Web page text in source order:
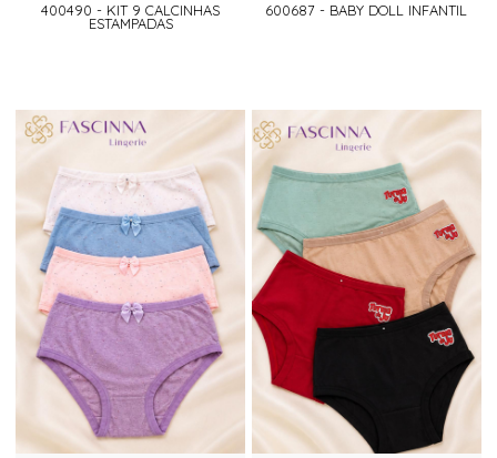
400490 - KIT 9 CALCINHAS
ESTAMPADAS
600687 - BABY DOLL INFANTIL